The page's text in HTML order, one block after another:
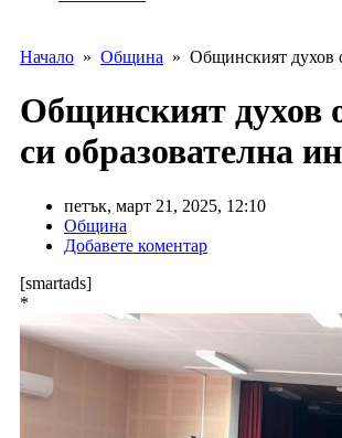
Начало » Община » Общинският духов
Общинският духов
си образователна
петък, март 21, 2025, 12:10
Община
Добавете коментар
[smartads]
*